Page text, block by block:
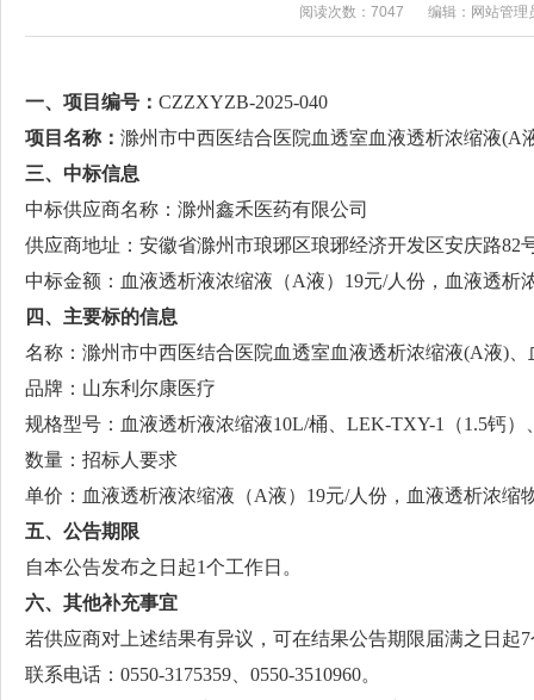
阅读次数：7047 编辑：网站管理
一、项目编号： CZZXYZB-2025-040
项目名称： 滁州市中西医结合医院血透室血液透析浓缩液(A
三、 中标信息
中标供应商名称：滁州鑫禾医药有限公司
供应商地址：安徽省滁州市琅琊区琅琊经济开发区安庆路82
中标金额：血液透析液浓缩液（A液）19元/人份，血液透析
四、主要标的信息
名称：滁州市中西医结合医院血透室血液透析浓缩液(A液)
品牌：山东利尔康医疗
规格型号：血液透析液浓缩液10L/桶、LEK-TXY-1（1.5钙
数量：招标人要求
单价：血液透析液浓缩液（A液）19元/人份，血液透析浓缩
五、公告期限
自本公告发布之日起1个工作日。
六、其他补充事宜
若供应商对上述结果有异议，可在结果公告期限届满之日
联系电话：0550-3175359、0550-3510960。